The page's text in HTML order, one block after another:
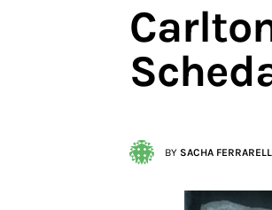
BY SACHA